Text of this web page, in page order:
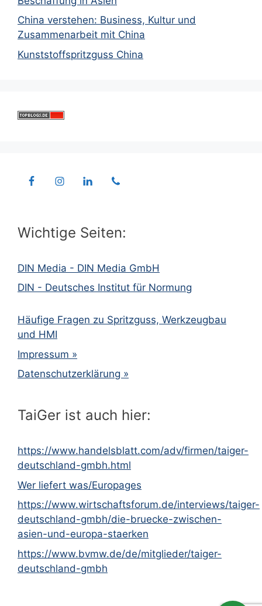
China verstehen: Business, Kultur und
Zusammenarbeit mit China
Kunststoffspritzguss China
Wichtige Seiten:
DIN Media - DIN Media GmbH
DIN - Deutsches Institut für Normung
Häufige Fragen zu Spritzguss, Werkzeugbau
und HMI
Impressum »
Datenschutzerklärung »
TaiGer ist auch hier:
https://www.handelsblatt.com/adv/firmen/taiger-
deutschland-gmbh.html
Wer liefert was/Europages
https://www.wirtschaftsforum.de/interviews/taiger-
deutschland-gmbh/die-bruecke-zwischen-
asien-und-europa-staerken
https://www.bvmw.de/de/mitglieder/taiger-
deutschland-gmbh